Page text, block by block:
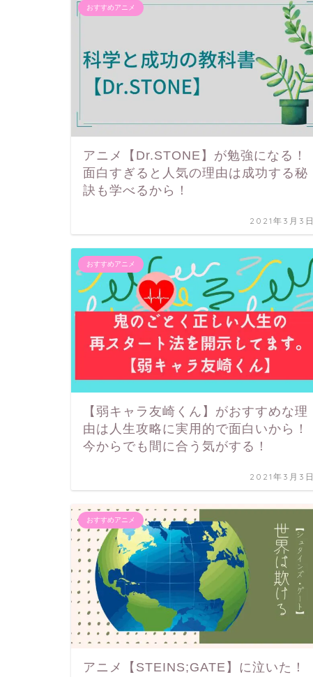
おすすめアニメ
アニメ【Dr.STONE】が勉強になる！
面白すぎると人気の理由は成功する秘
訣も学べるから！
2021年3月3日
おすすめアニメ
【弱キャラ友崎くん】がおすすめな理
由は人生攻略に実用的で面白いから！
今からでも間に合う気がする！
2021年3月3日
おすすめアニメ
アニメ【STEINS;GATE】に泣いた！